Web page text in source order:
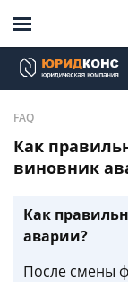
FAQ
Как
виновник
Как
аварии?
После смены